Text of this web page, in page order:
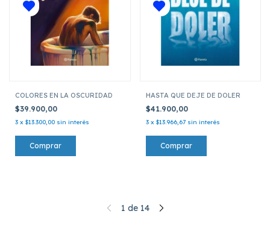
COLORES EN LA OSCURIDAD
$39.900,00
3 x $13.300,00 sin interés
HASTA QUE DEJE DE DOLER
$41.900,00
3 x $13.966,67 sin interés
1 de 14